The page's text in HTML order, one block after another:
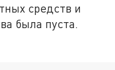
средств и
была пуста.